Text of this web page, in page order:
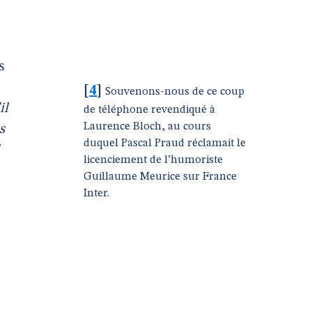
4
Souvenons-nous de ce coup
de téléphone revendiqué à
Laurence Bloch, au cours
duquel Pascal Praud réclamait le
licenciement de l’humoriste
Guillaume Meurice sur France
Inter.